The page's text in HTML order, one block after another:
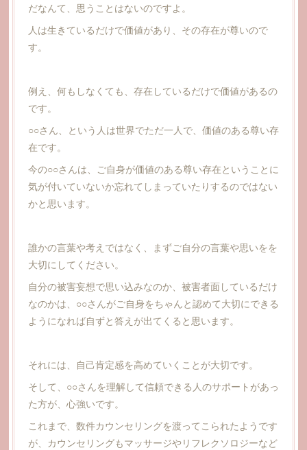
だなんて、思うことはないのですよ。
人は生きているだけで価値があり、その存在が尊いので
す。
例え、何もしなくても、存在しているだけで価値があるの
です。
○○さん、という人は世界でただ一人で、価値のある尊い存
在です。
今の○○さんは、ご自身が価値のある尊い存在ということに
気が付いていないか忘れてしまっていたりするのではない
かと思います。
誰かの言葉や考えではなく、まずご自分の言葉や思いをを
大切にしてください。
自分の被害妄想で思い込みなのか、被害者面しているだけ
なのかは、○○さんがご自身をちゃんと認めて大切にできる
ようになれば自ずと答えが出てくると思います。
それには、自己肯定感を高めていくことが大切です。
そして、○○さんを理解して信頼できる人のサポートがあっ
た方が、心強いです。
これまで、数件カウンセリングを渡ってこられたようです
が、カウンセリングもマッサージやリフレクソロジーなど